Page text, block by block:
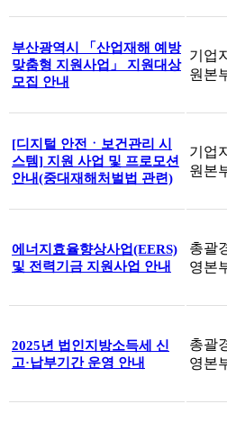
부산광역시 「산업재해 예방
맞춤형 지원사업」 지원대상
모집 안내
기업지
원본
[디지털 안전ㆍ보건관리 시
스템] 지원 사업 및 프로모션
안내(중대재해처벌법 관련)
기업지
원본
에너지효율향상사업(EERS)
및 전력기금 지원사업 안내
총괄
영본
2025년 법인지방소득세 신
고·납부기간 운영 안내
총괄
영본